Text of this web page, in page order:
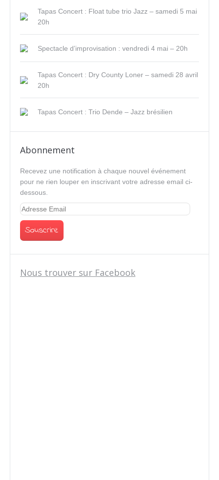
Tapas Concert : Float tube trio Jazz – samedi 5 mai
20h
Spectacle d’improvisation : vendredi 4 mai – 20h
Tapas Concert : Dry County Loner – samedi 28 avril
20h
Tapas Concert : Trio Dende – Jazz brésilien
Abonnement
Recevez une notification à chaque nouvel événement
pour ne rien louper en inscrivant votre adresse email ci-
dessous.
Nous trouver sur Facebook